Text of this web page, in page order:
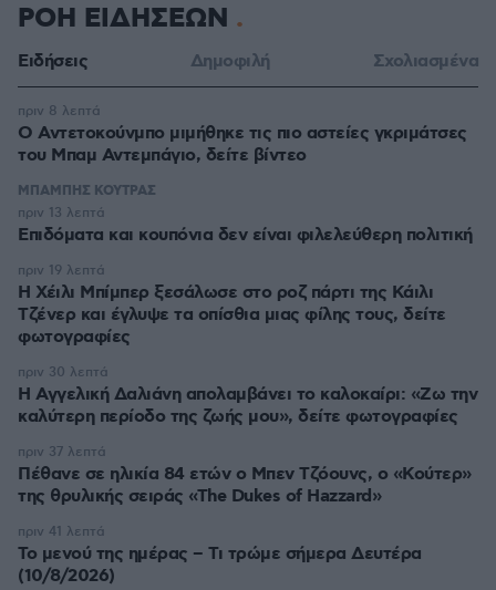
ΡΟΗ ΕΙΔΗΣΕΩΝ
Ειδήσεις Δημοφιλή Σχολιασμένα
Ο Αντετοκούνμπο μιμήθηκε τις πιο αστείες γκριμάτσες
του Μπαμ Αντεμπάγιο, δείτε βίντεο
πριν 8 λεπτά
ΜΠΑΜΠΗΣ ΚΟΥΤΡΑΣ
Επιδόματα και κουπόνια δεν είναι φιλελεύθερη πολιτική
πριν 13 λεπτά
Η Χέιλι Μπίμπερ ξεσάλωσε στο ροζ πάρτι της Κάιλι
Τζένερ και έγλυψε τα οπίσθια μιας φίλης τους, δείτε
φωτογραφίες
πριν 19 λεπτά
Η Αγγελική Δαλιάνη απολαμβάνει το καλοκαίρι: «Ζω την
καλύτερη περίοδο της ζωής μου», δείτε φωτογραφίες
πριν 30 λεπτά
Πέθανε σε ηλικία 84 ετών ο Μπεν Τζόουνς, ο «Κούτερ»
της θρυλικής σειράς «The Dukes of Hazzard»
πριν 37 λεπτά
Το μενού της ημέρας – Τι τρώμε σήμερα Δευτέρα
(10/8/2026)
πριν 41 λεπτά